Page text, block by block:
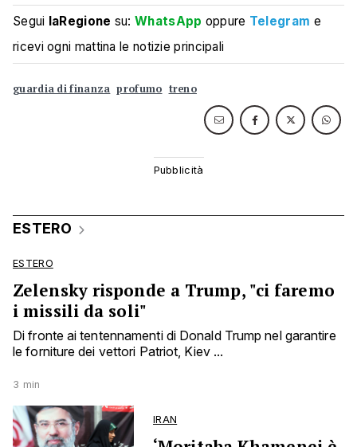
Segui laRegione su:WhatsApp oppure Telegram e
ricevi ogni mattina le notizie principali
guardia di finanza profumo treno
ESTERO
ESTERO
Zelensky risponde a Trump, "ci faremo
i missili da soli"
Di fronte ai tentennamenti di Donald Trump nel garantire
le forniture dei vettori Patriot, Kiev ...
3 min
IRAN